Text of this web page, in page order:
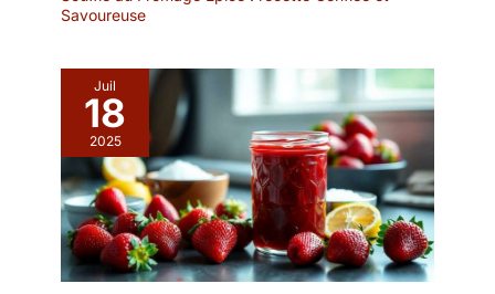
multifonctionnelles】 Le
non seulement comme
panneaux de préavis,
mais aussi comme cartes
de lieux et étiquettes de
nourriture sur la table de
mariage. Ou des
étiquettes de menu de
nourriture de bricolage,
des étiquettes préférées
[RÉUTILISABLE &
NETTOYAGE FACILE]
Une solution
économique et durable
pour vos événements. La
surface double face est
entièrement effaçable :
un simple coup de
chiffon humide suffit
Savoureuse
Juil
18
2025